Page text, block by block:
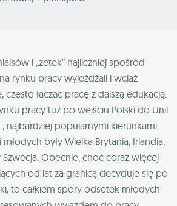
i „zetek” najliczniej spośród
rynku pracy wyjeżdżali i wciąż
często łącząc pracę z dalszą edukacją.
pracy tuż po wejściu Polski do Unii
najbardziej popularnymi kierunkami
były Wielka Brytania, Irlandia,
Obecnie, choć coraz więcej
od lat za granicą decyduje się po
to całkiem spory odsetek młodych